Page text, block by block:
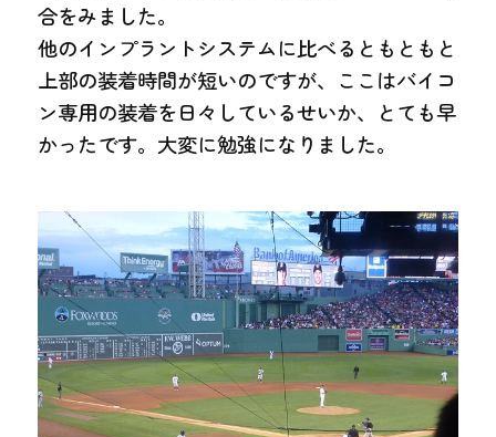
合をみました。
他のインプラントシステムに比べるともともと
上部の装着時間が短いのですが、ここはバイコ
ン専用の装着を日々しているせいか、とても早
かったです。大変に勉強になりました。